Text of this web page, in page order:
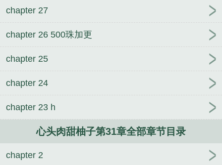
菜紫未删减版
光明世界by大姑娘浪
光明世界by大姑娘浪
你很珍贵by菜紫
笔趣阁无弹窗
心头肉by甜柚子
强欢by剥月攻星笔趣
阁无弹窗
引春雾by姜
版
弄春柔by鹄欲南游笔趣阁无弹窗
你很珍贵by菜
chapter 27
chapter 26 500珠加更
chapter 25
chapter 24
chapter 23 h
心头肉甜柚子第31章全部章节目录
chapter 2